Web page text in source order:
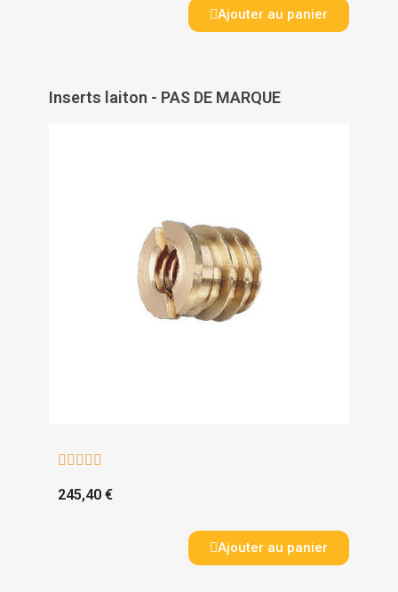
Ajouter au panier
Inserts laiton - PAS DE MARQUE
    
245,40 €
Ajouter au panier